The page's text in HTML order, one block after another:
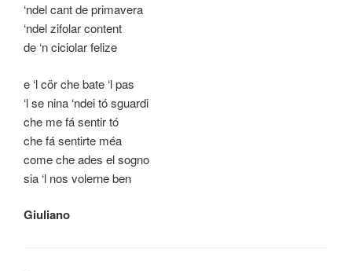
‘ndel cant de primavera
‘ndel zifolar content
de ‘n ciciolar felize
e ‘l cör che bate ‘l pas
‘l se nina ‘ndei tó sguardi
che me fá sentir tó
che fá sentirte méa
come che ades el sogno
sia ‘l nos volerne ben
Giuliano